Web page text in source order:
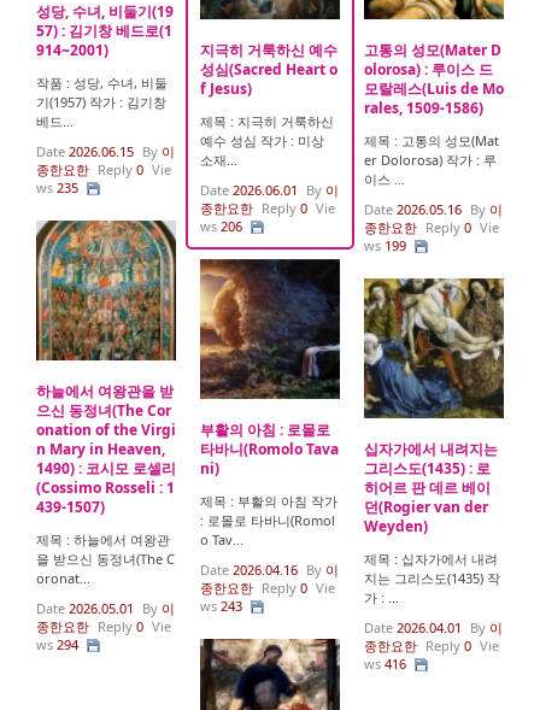
성당, 수녀, 비둘기(19
57) : 김기창 베드로(1
914~2001)
작품 : 성당, 수녀, 비둘
기(1957) 작가 : 김기창
베드...
Date 2026.06.15 By 이
종한요한 Reply 0 Vie
ws 235
지극히 거룩하신 예수
성심(Sacred Heart o
f Jesus)
제목 : 지극히 거룩하신
예수 성심 작가 : 미상
소재...
Date 2026.06.01 By 이
종한요한 Reply 0 Vie
ws 206
고통의 성모(Mater D
olorosa) : 루이스 드
모랄레스(Luis de Mo
rales, 1509-1586)
제목 : 고통의 성모(Mat
er Dolorosa) 작가 : 루
이스 ...
Date 2026.05.16 By 이
종한요한 Reply 0 Vie
ws 199
하늘에서 여왕관을 받
으신 동정녀(The Cor
onation of the Virgi
n Mary in Heaven,
1490) : 코시모 로셀리
(Cossimo Rosseli : 1
439-1507)
제목 : 하늘에서 여왕관
을 받으신 동정녀(The C
oronat...
Date 2026.05.01 By 이
종한요한 Reply 0 Vie
ws 294
부활의 아침 : 로몰로
타바니(Romolo Tava
ni)
제목 : 부활의 아침 작가
: 로몰로 타바니(Romol
o Tav...
Date 2026.04.16 By 이
종한요한 Reply 0 Vie
ws 243
십자가에서 내려지는
그리스도(1435) : 로
히어르 판 데르 베이
던(Rogier van der
Weyden)
제목 : 십자가에서 내려
지는 그리스도(1435) 작
가 : ...
Date 2026.04.01 By 이
종한요한 Reply 0 Vie
ws 416